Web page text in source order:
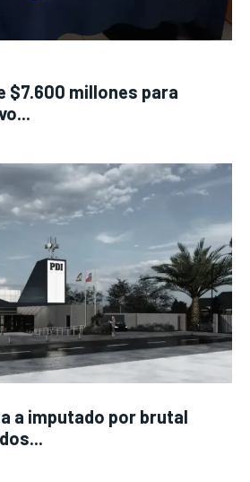
$7.600 millones para
a imputado por brutal